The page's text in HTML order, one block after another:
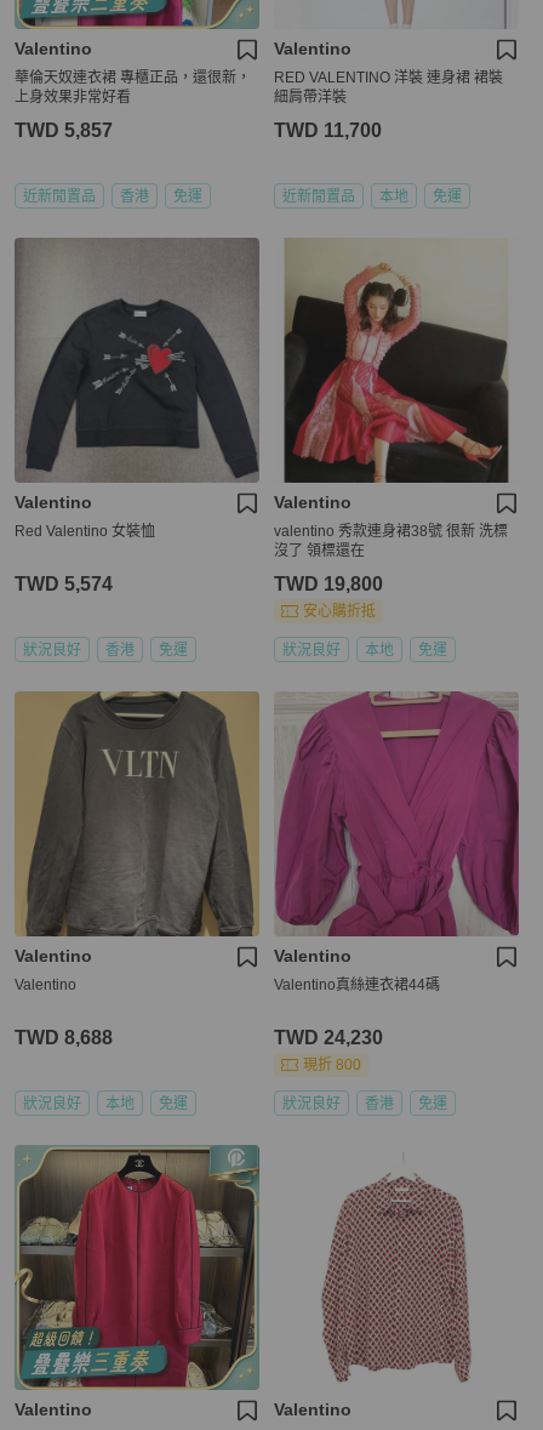
Valentino
華倫天奴連衣裙 專櫃正品，還很新，
上身效果非常好看
TWD 5,857
近新閒置品 香港 免運
Valentino
RED VALENTINO 洋裝 連身裙 裙裝
細肩帶洋裝
TWD 11,700
近新閒置品 本地 免運
Valentino
Red Valentino 女裝恤
TWD 5,574
狀況良好 香港 免運
Valentino
valentino 秀款連身裙38號 很新 洗標
沒了 領標還在
TWD 19,800
安心購折抵
狀況良好 本地 免運
Valentino
Valentino
TWD 8,688
狀況良好 本地 免運
Valentino
Valentino真絲連衣裙44碼
TWD 24,230
現折 800
狀況良好 香港 免運
Valentino Valentino